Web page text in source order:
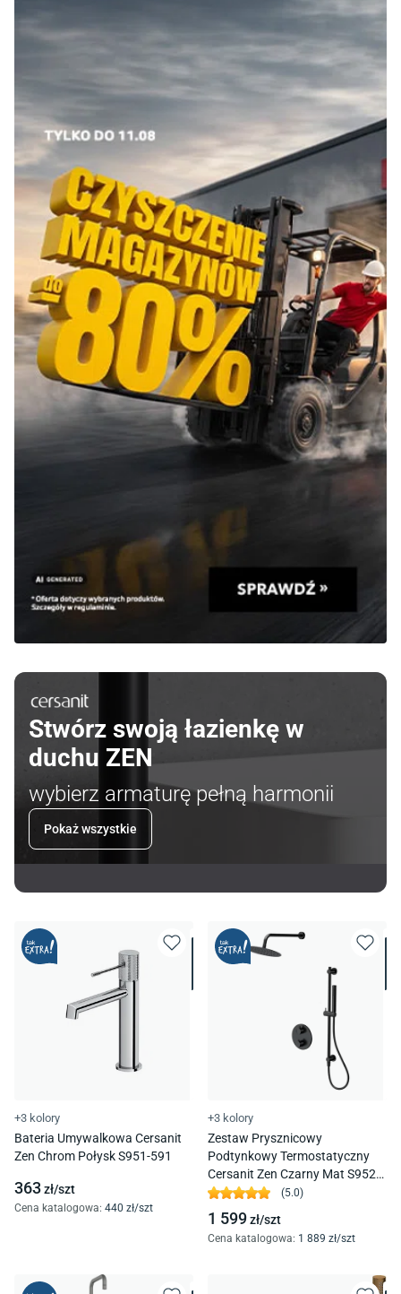
Stwórz swoją łazienkę w
duchu ZEN
wybierz armaturę pełną harmonii
Pokaż wszystkie
+3 kolory
Bateria Umywalkowa Cersanit
Zen Chrom Połysk S951-591
363zł/szt
Cena katalogowa: 440 zł/szt
+3 kolory
Zestaw Prysznicowy
Podtynkowy Termostatyczny
Cersanit Zen Czarny Mat S952-
033
(5.0)
1 599zł/szt
Cena katalogowa: 1 889 zł/szt